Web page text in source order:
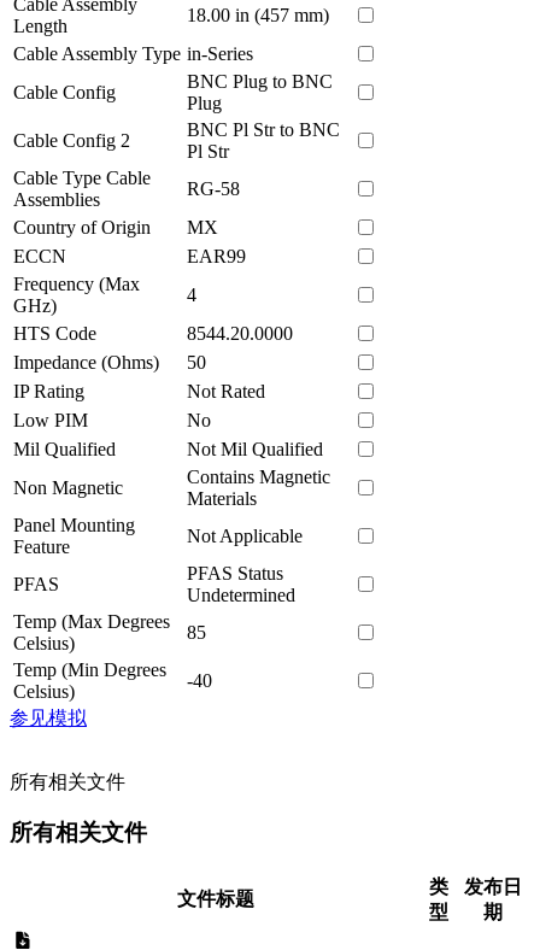
Length
18.00 in (457 mm)
Cable Assembly Type in-Series
Cable Config
BNC Plug to BNC
Plug
Cable Config 2
BNC Pl Str to BNC
Pl Str
Cable Type Cable
Assemblies
RG-58
Country of Origin
MX
ECCN
EAR99
Frequency (Max
GHz)
4
HTS Code
8544.20.0000
Impedance (Ohms)
50
IP Rating
Not Rated
Low PIM
No
Mil Qualified
Not Mil Qualified
Non Magnetic
Contains Magnetic
Materials
Panel Mounting
Feature
Not Applicable
PFAS
PFAS Status
Undetermined
Temp (Max Degrees
Celsius)
85
Temp (Min Degrees
Celsius)
-40
参见模拟
所有相关文件
所有相关文件
文件标题
类
型
发布日
期